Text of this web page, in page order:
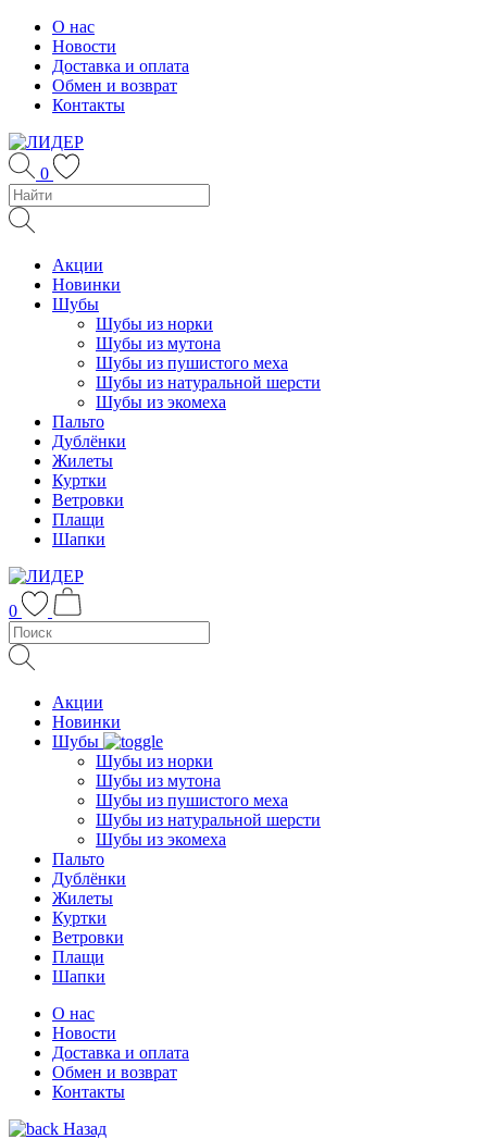
Skip
content
О нас
Новости
Доставка и оплата
Обмен и возврат
Контакты
0
Акции
Новинки
Шубы
Шубы из норки
Шубы из мутона
Шубы из пушистого меха
Шубы из натуральной шерсти
Шубы из экомеха
Пальто
Дублёнки
Жилеты
Куртки
Ветровки
Плащи
Шапки
0
Акции
Новинки
Шубы
Шубы из норки
Шубы из мутона
Шубы из пушистого меха
Шубы из натуральной шерсти
Шубы из экомеха
Пальто
Дублёнки
Жилеты
Куртки
Ветровки
Плащи
Шапки
О нас
Новости
Доставка и оплата
Обмен и возврат
Контакты
Назад